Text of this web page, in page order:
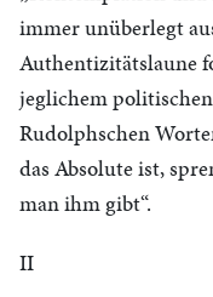
immer unüberlegt
Authentizitätslaune
jeglichem
Rudolphschen
das Absolute ist,
man ihm gibt“.
II